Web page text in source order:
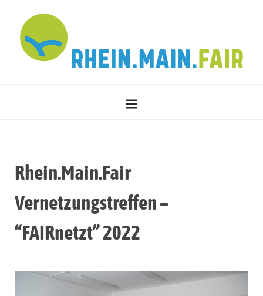
Rhein.Main.Fair
Vernetzungstreffen –
“FAIRnetzt” 2022